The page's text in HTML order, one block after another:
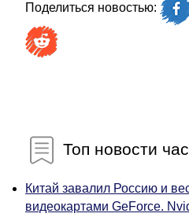
Поделиться новостью:
Топ новости
Китай завалил Россию и
видеокартами GeForce.